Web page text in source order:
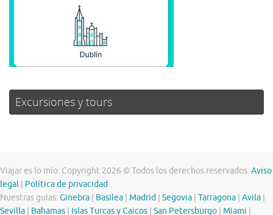
Excursiones y tours
Viajar es lo mío. Copyright 2026 © Todos los derechos reservados.Aviso
legal
Política de privacidad
Nuestras guías:Ginebra Basilea Madrid Segovia Tarragona Avila
Sevilla
Bahamas Islas Turcas y Caicos San Petersburgo Miami